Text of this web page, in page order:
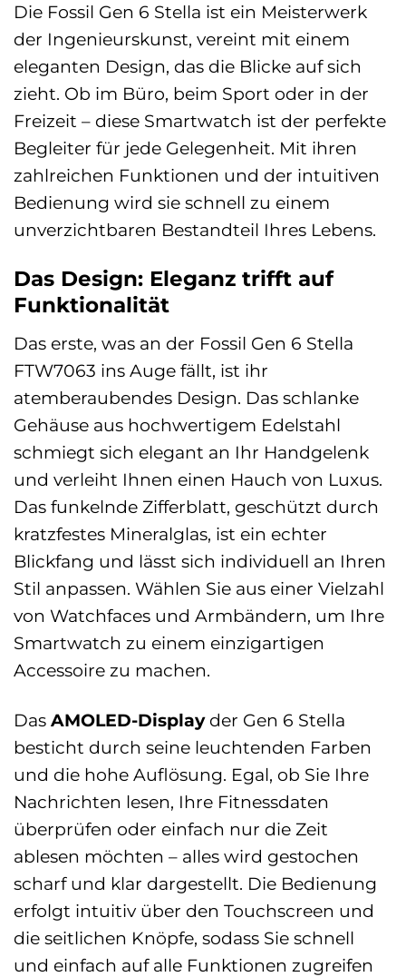
Die Fossil Gen 6 Stella ist ein Meisterwerk
der Ingenieurskunst, vereint mit einem
eleganten Design, das die Blicke auf sich
zieht. Ob im Büro, beim Sport oder in der
Freizeit – diese Smartwatch ist der perfekte
Begleiter für jede Gelegenheit. Mit ihren
zahlreichen Funktionen und der intuitiven
Bedienung wird sie schnell zu einem
unverzichtbaren Bestandteil Ihres Lebens.
Das Design: Eleganz trifft auf
Funktionalität
Das erste, was an der Fossil Gen 6 Stella
FTW7063 ins Auge fällt, ist ihr
atemberaubendes Design. Das schlanke
Gehäuse aus hochwertigem Edelstahl
schmiegt sich elegant an Ihr Handgelenk
und verleiht Ihnen einen Hauch von Luxus.
Das funkelnde Zifferblatt, geschützt durch
kratzfestes Mineralglas, ist ein echter
Blickfang und lässt sich individuell an Ihren
Stil anpassen. Wählen Sie aus einer Vielzahl
von Watchfaces und Armbändern, um Ihre
Smartwatch zu einem einzigartigen
Accessoire zu machen.
Das AMOLED-Displayder Gen 6 Stella
besticht durch seine leuchtenden Farben
und die hohe Auflösung. Egal, ob Sie Ihre
Nachrichten lesen, Ihre Fitnessdaten
überprüfen oder einfach nur die Zeit
ablesen möchten – alles wird gestochen
scharf und klar dargestellt. Die Bedienung
erfolgt intuitiv über den Touchscreen und
die seitlichen Knöpfe, sodass Sie schnell
und einfach auf alle Funktionen zugreifen